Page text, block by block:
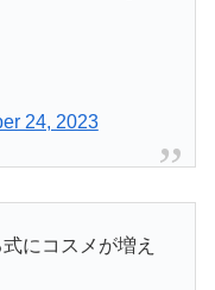
24, 2023
にコスメが増え